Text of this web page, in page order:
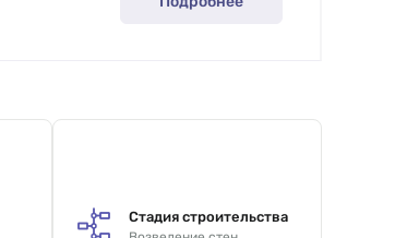
Стадия строительства